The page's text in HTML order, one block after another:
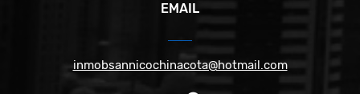
EMAIL
inmobsannicochinacota@hotmail.com